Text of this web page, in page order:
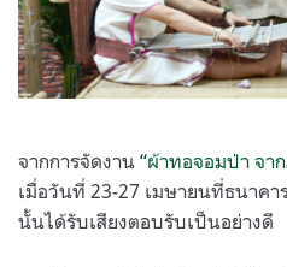
จากการจัดงาน “ผ้าทอจอมป่า จา
เมื่อวันที่ 23-27 เมษายนที่ธนาค
นั้นได้รับเสียงตอบรับเป็นอย่างดี